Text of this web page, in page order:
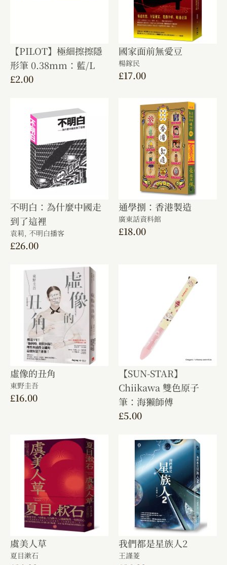
【PILOT】極細擦擦隱
形筆 0.38mm：藍/L
£2.00
國家面前無愛豆
楊鎵民
£17.00
不明白：為什麼中國走
到了這裡
袁莉, 不明白播客
£26.00
通學捌：香港製造
廣東話資料館
£18.00
虛像的丑角
東野圭吾
£16.00
【SUN-STAR】
Chiikawa 雙色原子
筆：海獺師傅
£5.00
虞美人草
夏目漱石
我們都是星族人2
王謹菱